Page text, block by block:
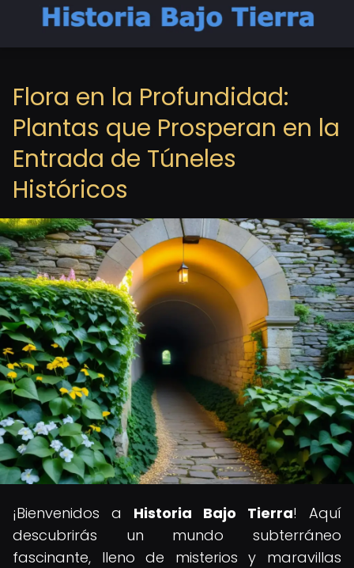
Flora en la Profundidad:
Plantas que Prosperan en la
Entrada de Túneles
Históricos
¡Bienvenidos a Historia Bajo Tierra! Aquí
descubrirás un mundo subterráneo
fascinante, lleno de misterios y maravillas